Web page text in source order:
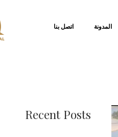
المدونة اتصل بنا
Recent Posts